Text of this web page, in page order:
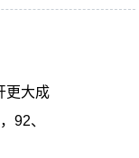
更大成
92、